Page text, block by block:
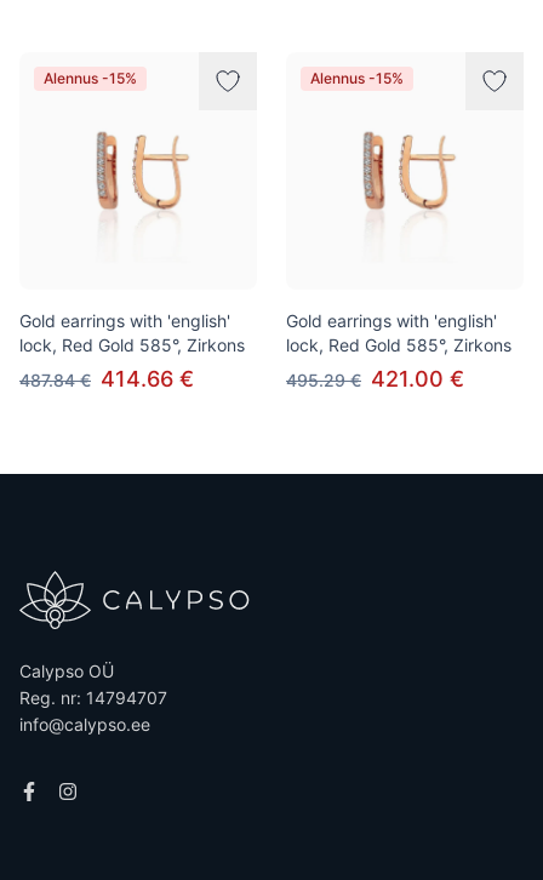
Alennus -15%
Gold earrings with 'english'
lock, Red Gold 585°, Zirkons
487.84 € 414.66 €
Alennus -15%
Gold earrings with 'english'
lock, Red Gold 585°, Zirkons
495.29 € 421.00 €
Calypso OÜ
Reg. nr: 14794707
info@calypso.ee